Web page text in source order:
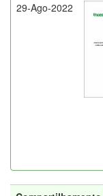
29-Ago-2022